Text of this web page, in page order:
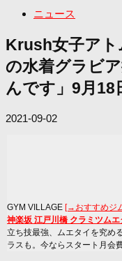
ニュース
Krush女子アト
の水着グラビ
んです」9月18
2021-09-02
GYM VILLAGE [→おすすめジ
神楽坂 江戸川橋 クラミツムエ
立ち技最強、ムエタイを究め
ラスも。今ならスタート月会